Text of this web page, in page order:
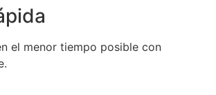
el menor tiempo posible con